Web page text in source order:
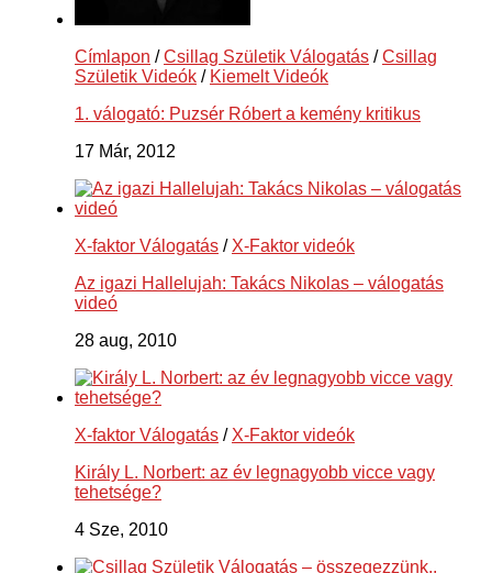
Címlapon /Csillag Születik Válogatás /Csillag
Születik Videók / Kiemelt Videók
1. válogató: Puzsér Róbert a kemény kritikus
17 Már, 2012
X-faktor Válogatás / X-Faktor videók
Az igazi Hallelujah: Takács Nikolas – válogatás
videó
28 aug, 2010
X-faktor Válogatás / X-Faktor videók
Király L. Norbert: az év legnagyobb vicce vagy
tehetsége?
4 Sze, 2010